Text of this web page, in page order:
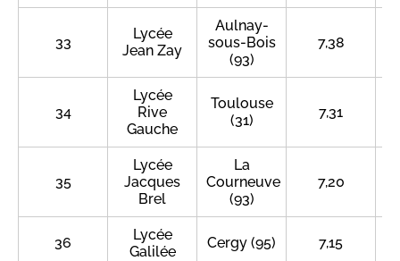
33
Lycée
Jean Zay
Aulnay-
sous-Bois
(93)
7,38
34
Lycée
Rive
Gauche
Toulouse
(31)
7,31
35
Lycée
Jacques
Brel
La
Courneuve
(93)
7,20
36
Lycée
Galilée
Cergy (95) 7,15